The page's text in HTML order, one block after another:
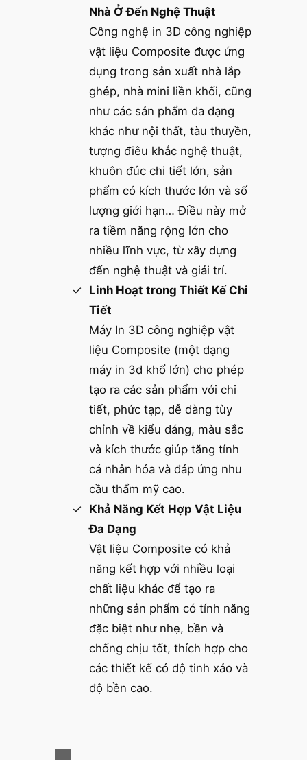
Nhà Ở Đến Nghệ Thuật
Công nghệ in 3D công nghiệp
vật liệu Composite được ứng
dụng trong sản xuất nhà lắp
ghép, nhà mini liền khối, cũng
như các sản phẩm đa dạng
khác như nội thất, tàu thuyền,
tượng điêu khắc nghệ thuật,
khuôn đúc chi tiết lớn, sản
phẩm có kích thước lớn và số
lượng giới hạn… Điều này mở
ra tiềm năng rộng lớn cho
nhiều lĩnh vực, từ xây dựng
đến nghệ thuật và giải trí.
Linh Hoạt trong Thiết Kế Chi
Tiết
Máy In 3D công nghiệp vật
liệu Composite (một dạng
máy in 3d khổ lớn) cho phép
tạo ra các sản phẩm với chi
tiết, phức tạp, dễ dàng tùy
chỉnh về kiểu dáng, màu sắc
và kích thước giúp tăng tính
cá nhân hóa và đáp ứng nhu
cầu thẩm mỹ cao.
Khả Năng Kết Hợp Vật Liệu
Đa Dạng
Vật liệu Composite có khả
năng kết hợp với nhiều loại
chất liệu khác để tạo ra
những sản phẩm có tính năng
đặc biệt như nhẹ, bền và
chống chịu tốt, thích hợp cho
các thiết kế có độ tinh xảo và
độ bền cao.